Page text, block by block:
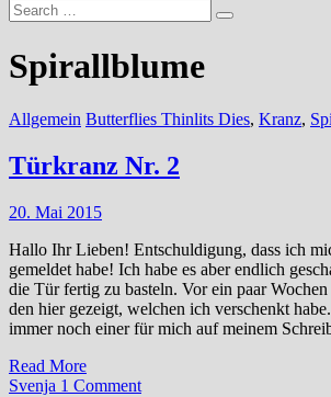
Spirallblume
Allgemein Butterflies Thinlits Dies, Kranz,
Türkranz Nr. 2
20. Mai 2015
Hallo Ihr Lieben! Entschuldigung, dass ich
gemeldet habe! Ich habe es aber endlich
die Tür fertig zu basteln. Vor ein paar
den hier gezeigt, welchen ich verschenkt
immer noch einer für mich auf meinem
Read More
Svenja 1 Comment